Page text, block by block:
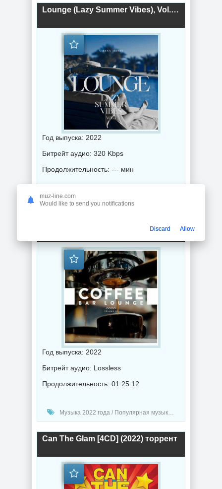
Lounge (Lazy Summer Vibes), Vol. 1-3 (2022) торрент
Год выпуска: 2022
Битрейт аудио: 320 Kbps
Продолжительность: --- мин
Музыка 2022 года / Популярная музыка / Музыка VA / Chillout music
Год выпуска: 2022
Битрейт аудио: Lossless
Продолжительность: 01:25:12
Музыка 2022 года / Популярная музыка / Музыка VA / Chillout music
Can The Glam [4CD] (2022) торрент
muz-line.com
Would like to send you notifications
Discard Allow